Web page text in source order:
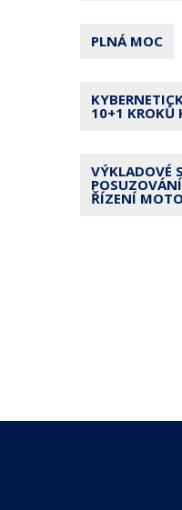
PLNÁ MOC
10+1 KROKŮ
VÝKLADOVÉ
ŘÍZENÍ